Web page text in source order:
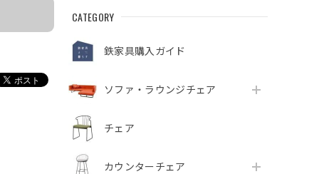
CATEGORY
鉄家具購入ガイド
ソファ・ラウンジチェア
チェア
カウンターチェア